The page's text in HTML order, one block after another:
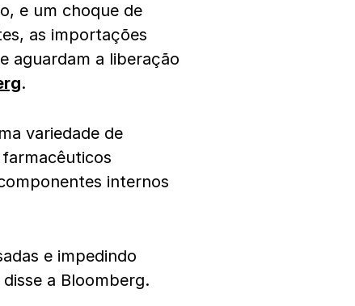
e um choque de
as importações
aguardam a liberação
.
variedade de
internos
e impedindo
a Bloomberg.